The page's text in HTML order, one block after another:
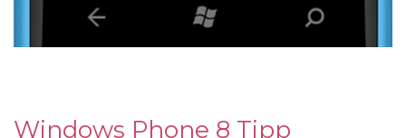
Windows Phone 8 Tipp